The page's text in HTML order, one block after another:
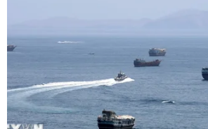
Thêm mái nhà chung kết nối cộng
đồng người Việt Nam tại Hàn Quốc
26/07/2026 14:59